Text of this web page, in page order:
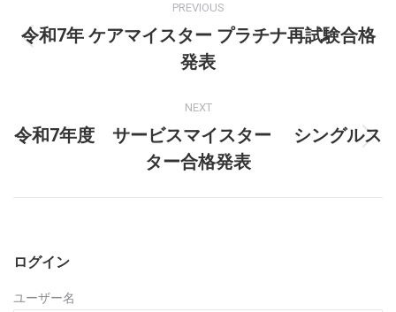
navigation
PREVIOUS
Previous
post:
令和7年 ケアマイスター プラチナ再試験合格
発表
NEXT
Next
post:
令和7年度 サービスマイスター シングルス
ター合格発表
ログイン
ユーザー名